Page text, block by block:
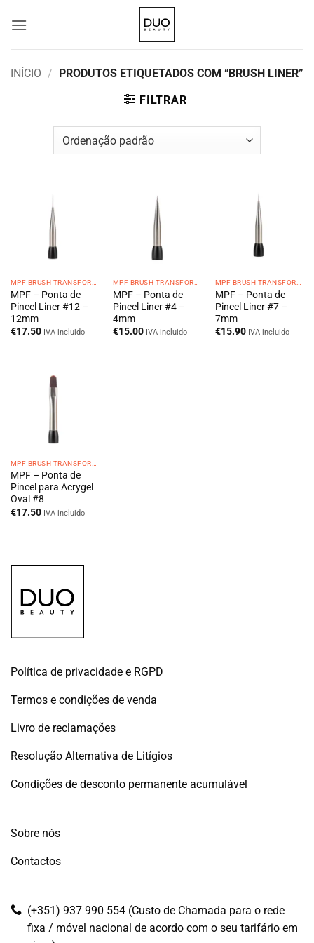
INÍCIO / PRODUTOS ETIQUETADOS COM “BRUSH LINER”
FILTRAR
MPF – Ponta de
Pincel Liner #12 –
12mm
€17.50 IVA incluido
MPF – Ponta de
Pincel Liner #4 –
4mm
€15.00 IVA incluido
MPF – Ponta de
Pincel Liner #7 –
7mm
€15.90 IVA incluido
MPF – Ponta de
Pincel para Acrygel
Oval #8
€17.50 IVA incluido
Política de privacidade e RGPD
Termos e condições de venda
Livro de reclamações
Resolução Alternativa de Litígios
Condições de desconto permanente acumulável
Sobre nós
Contactos
(+351) 937 990 554 (Custo de Chamada para o rede
fixa / móvel nacional de acordo com o seu tarifário em